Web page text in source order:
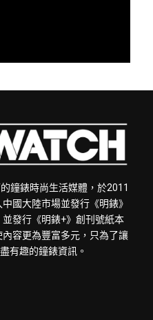
鐘錶時尚生活媒體，於2011
國大陸市場並發行《明錶》
發行《明錶+》創刊號紙本
容更為豐富多元，只為了讓
有趣的鐘錶資訊。